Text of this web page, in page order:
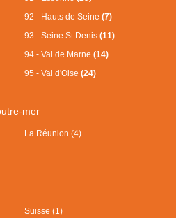
92 - Hauts de Seine (7)
93 - Seine St Denis (11)
94 - Val de Marne (14)
95 - Val d'Oise (24)
mer
La Réunion (4)
Suisse (1)